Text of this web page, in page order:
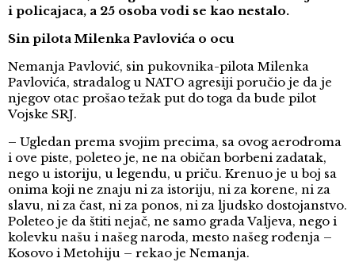
i policajaca, a 25 osoba vodi se kao nestalo.
Sin pilota Milenka Pavlovića o ocu
Nemanja Pavlović, sin pukovnika-pilota Milenka
Pavlovića, stradalog u NATO agresiji poručio je da je
njegov otac prošao težak put do toga da bude pilot
Vojske SRJ.
– Ugledan prema svojim precima, sa ovog aerodroma
i ove piste, poleteo je, ne na običan borbeni zadatak,
nego u istoriju, u legendu, u priču. Krenuo je u boj sa
onima koji ne znaju ni za istoriju, ni za korene, ni za
slavu, ni za čast, ni za ponos, ni za ljudsko dostojanstvo.
Poleteo je da štiti nejač, ne samo grada Valjeva, nego i
kolevku našu i našeg naroda, mesto našeg rođenja –
Kosovo i Metohiju – rekao je Nemanja.